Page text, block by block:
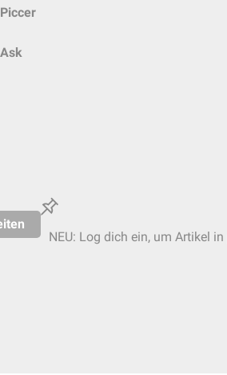
Piccer
Ask
NEU: Log dich ein, um Artikel